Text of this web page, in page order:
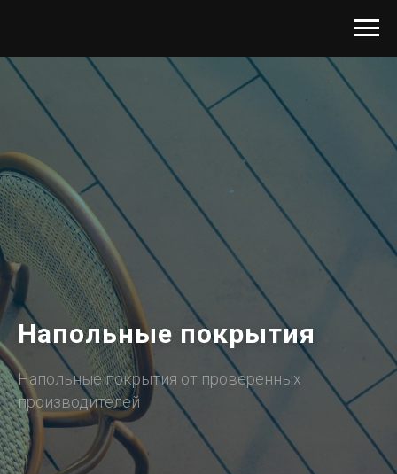
Напольные покрытия
Напольные покрытия от проверенных
производителей